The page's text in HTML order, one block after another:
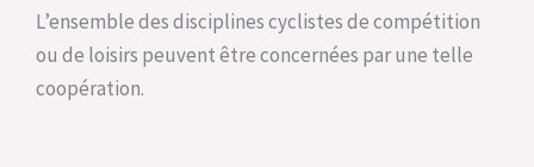
L’ensemble des disciplines cyclistes de compétition
ou de loisirs peuvent être concernées par une telle
coopération.